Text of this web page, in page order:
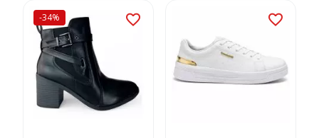
-34%